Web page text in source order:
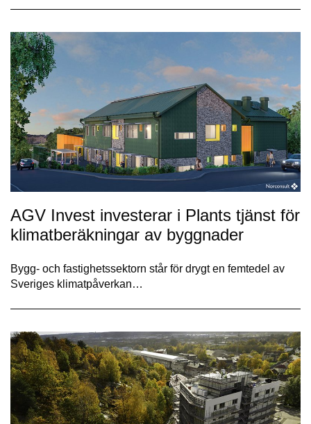
AGV Invest investerar i Plants tjänst för
klimatberäkningar av byggnader
Bygg- och fastighetssektorn står för drygt en femtedel av
Sveriges klimatpåverkan…